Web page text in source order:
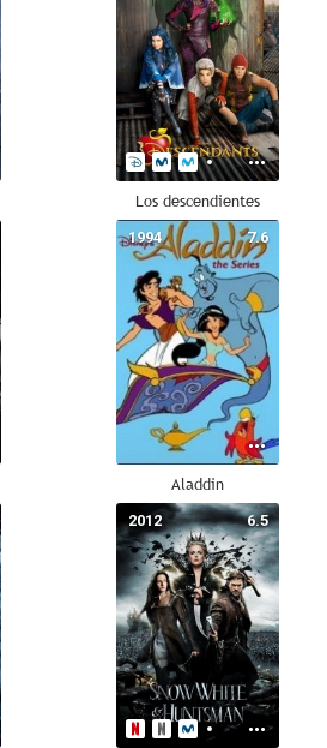
Los descendientes
7.6
1994
Aladdin
6.5
2012